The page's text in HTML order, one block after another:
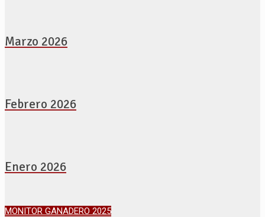
Marzo 2026
Febrero 2026
Enero 2026
MONITOR GANADERO 2025